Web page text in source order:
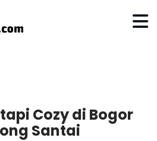
Cozy di Bogor
Santai